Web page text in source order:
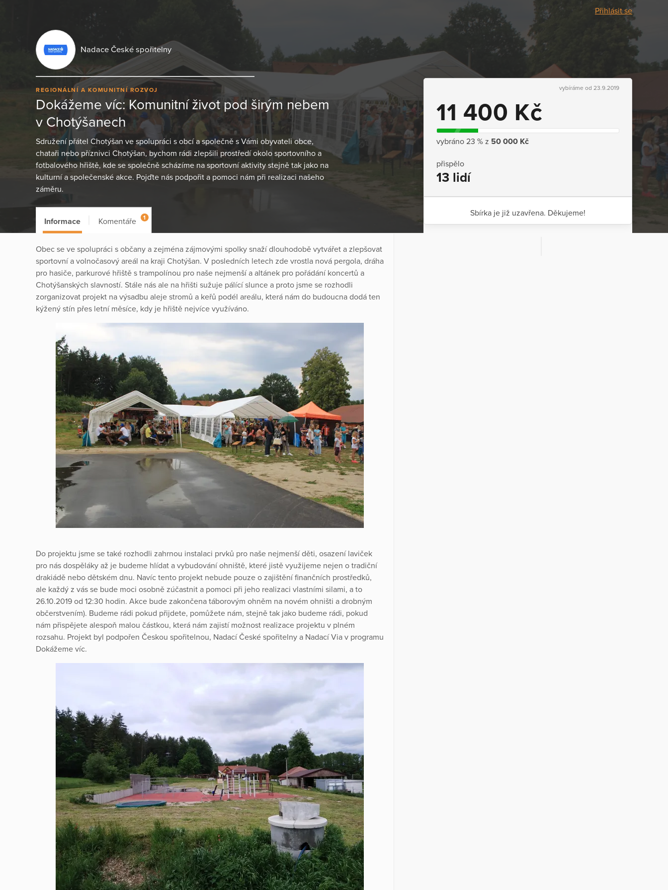
Přihlásit se
Nadace České spořitelny
REGIONÁLNÍ A KOMUNITNÍ ROZVOJ
Dokážeme víc: Komunitní život pod širým nebem
v Chotýšanech
Sdružení přátel Chotýšan ve spolupráci s obcí a společně s Vámi obyvateli obce,
chataři nebo příznivci Chotýšan, bychom rádi zlepšili prostředí okolo sportovního a
fotbalového hřiště, kde se společně scházíme na sportovní aktivity stejně tak jako na
kulturní a společenské akce. Pojďte nás podpořit a pomoci nám při realizaci našeho
záměru.
vybíráme od 23.9.2019
11 400 Kč
vybráno 23 % z 50 000 Kč
přispělo
13 lidí
Sbírka je již uzavřena. Děkujeme!
Informace
Komentáře 1
Obec se ve spolupráci s občany a zejména zájmovými spolky snaží dlouhodobě vytvářet a zlepšovat
sportovní a volnočasový areál na kraji Chotýšan. V posledních letech zde vrostla nová pergola, dráha
pro hasiče, parkurové hřiště s trampolínou pro naše nejmenší a altánek pro pořádání koncertů a
Chotýšanských slavností. Stále nás ale na hřišti sužuje pálící slunce a proto jsme se rozhodli
zorganizovat projekt na výsadbu aleje stromů a keřů podél areálu, která nám do budoucna dodá ten
kýžený stín přes letní měsíce, kdy je hřiště nejvíce využíváno.
Do projektu jsme se také rozhodli zahrnou instalaci prvků pro naše nejmenší děti, osazení laviček
pro nás dospěláky až je budeme hlídat a vybudování ohniště, které jistě využijeme nejen o tradiční
drakiádě nebo dětském dnu. Navíc tento projekt nebude pouze o zajištění finančních prostředků,
ale každý z vás se bude moci osobně zúčastnit a pomoci při jeho realizaci vlastními silami, a to
26.10.2019 od 12:30 hodin. Akce bude zakončena táborovým ohněm na novém ohništi a drobným
občerstvením). Budeme rádi pokud přijdete, pomůžete nám, stejně tak jako budeme rádi, pokud
nám přispějete alespoň malou částkou, která nám zajistí možnost realizace projektu v plném
rozsahu. Projekt byl podpořen Českou spořitelnou, Nadací České spořitelny a Nadací Via v programu
Dokážeme víc.